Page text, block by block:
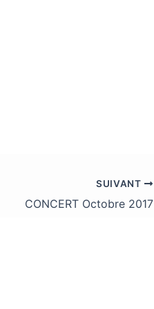
SUIVANT
CONCERT Octobre 2017